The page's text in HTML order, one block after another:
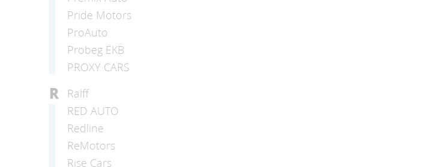
Pride Motors
ProAuto
Probeg EKB
PROXY CARS
R
Ralff
RED AUTO
Redline
ReMotors
Rise Cars